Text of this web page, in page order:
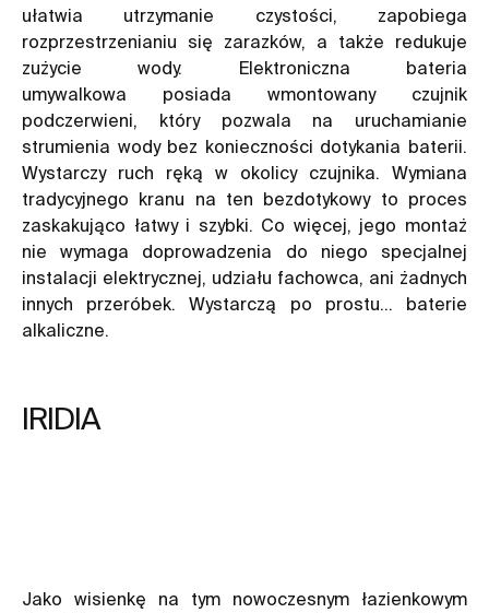
ułatwia utrzymanie czystości, zapobiega
rozprzestrzenianiu się zarazków, a także redukuje
zużycie wody. Elektroniczna bateria
umywalkowa posiada wmontowany czujnik
podczerwieni, który pozwala na uruchamianie
strumienia wody bez konieczności dotykania baterii.
Wystarczy ruch ręką w okolicy czujnika. Wymiana
tradycyjnego kranu na ten bezdotykowy to proces
zaskakująco łatwy i szybki. Co więcej, jego montaż
nie wymaga doprowadzenia do niego specjalnej
instalacji elektrycznej, udziału fachowca, ani żadnych
innych przeróbek. Wystarczą po prostu… baterie
alkaliczne.
IRIDIA
Jako wisienkę na tym nowoczesnym łazienkowym